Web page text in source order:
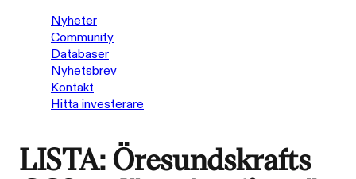
Nyheter
Community
Databaser
Nyhetsbrev
Kontakt
Hitta investerare
LISTA: Öresundskrafts